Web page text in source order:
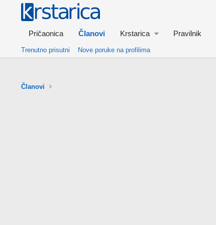
Pričaonica Članovi Krstarica Pravilnik
Trenutno prisutni Nove poruke na profilima
Članovi